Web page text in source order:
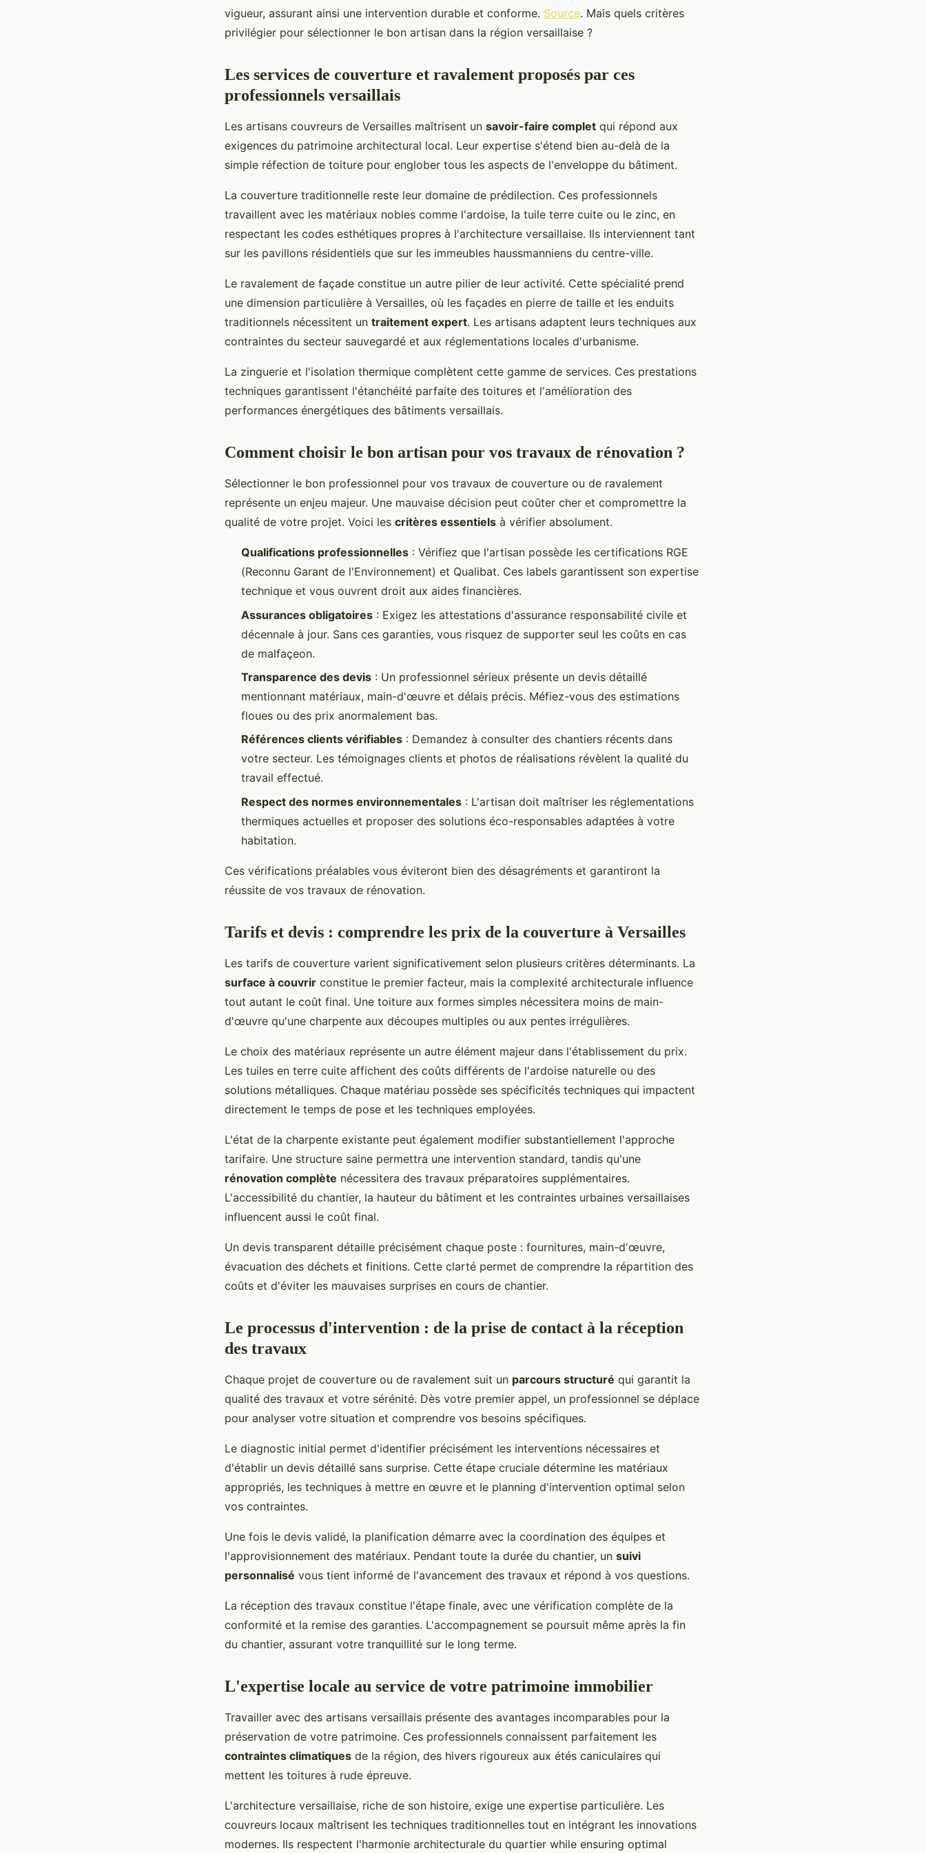
vigueur, assurant ainsi une intervention durable et conforme. Source. Mais quels critères
privilégier pour sélectionner le bon artisan dans la région versaillaise ?
Les services de couverture et ravalement proposés par ces
professionnels versaillais
Les artisans couvreurs de Versailles maîtrisent un savoir-faire complet qui répond aux
exigences du patrimoine architectural local. Leur expertise s'étend bien au-delà de la
simple réfection de toiture pour englober tous les aspects de l'enveloppe du bâtiment.
La couverture traditionnelle reste leur domaine de prédilection. Ces professionnels
travaillent avec les matériaux nobles comme l'ardoise, la tuile terre cuite ou le zinc, en
respectant les codes esthétiques propres à l'architecture versaillaise. Ils interviennent tant
sur les pavillons résidentiels que sur les immeubles haussmanniens du centre-ville.
Le ravalement de façade constitue un autre pilier de leur activité. Cette spécialité prend
une dimension particulière à Versailles, où les façades en pierre de taille et les enduits
traditionnels nécessitent un traitement expert. Les artisans adaptent leurs techniques aux
contraintes du secteur sauvegardé et aux réglementations locales d'urbanisme.
La zinguerie et l'isolation thermique complètent cette gamme de services. Ces prestations
techniques garantissent l'étanchéité parfaite des toitures et l'amélioration des
performances énergétiques des bâtiments versaillais.
Comment choisir le bon artisan pour vos travaux de rénovation ?
Sélectionner le bon professionnel pour vos travaux de couverture ou de ravalement
représente un enjeu majeur. Une mauvaise décision peut coûter cher et compromettre la
qualité de votre projet. Voici les critères essentiels à vérifier absolument.
Qualifications professionnelles : Vérifiez que l'artisan possède les certifications RGE
(Reconnu Garant de l'Environnement) et Qualibat. Ces labels garantissent son expertise
technique et vous ouvrent droit aux aides financières.
Assurances obligatoires : Exigez les attestations d'assurance responsabilité civile et
décennale à jour. Sans ces garanties, vous risquez de supporter seul les coûts en cas
de malfaçeon.
Transparence des devis : Un professionnel sérieux présente un devis détaillé
mentionnant matériaux, main-d'œuvre et délais précis. Méfiez-vous des estimations
floues ou des prix anormalement bas.
Références clients vérifiables : Demandez à consulter des chantiers récents dans
votre secteur. Les témoignages clients et photos de réalisations révèlent la qualité du
travail effectué.
Respect des normes environnementales : L'artisan doit maîtriser les réglementations
thermiques actuelles et proposer des solutions éco-responsables adaptées à votre
habitation.
Ces vérifications préalables vous éviteront bien des désagréments et garantiront la
réussite de vos travaux de rénovation.
Tarifs et devis : comprendre les prix de la couverture à Versailles
Les tarifs de couverture varient significativement selon plusieurs critères déterminants. La
surface à couvrir constitue le premier facteur, mais la complexité architecturale influence
tout autant le coût final. Une toiture aux formes simples nécessitera moins de main-
d'œuvre qu'une charpente aux découpes multiples ou aux pentes irrégulières.
Le choix des matériaux représente un autre élément majeur dans l'établissement du prix.
Les tuiles en terre cuite affichent des coûts différents de l'ardoise naturelle ou des
solutions métalliques. Chaque matériau possède ses spécificités techniques qui impactent
directement le temps de pose et les techniques employées.
L'état de la charpente existante peut également modifier substantiellement l'approche
tarifaire. Une structure saine permettra une intervention standard, tandis qu'une
rénovation complète nécessitera des travaux préparatoires supplémentaires.
L'accessibilité du chantier, la hauteur du bâtiment et les contraintes urbaines versaillaises
influencent aussi le coût final.
Un devis transparent détaille précisément chaque poste : fournitures, main-d'œuvre,
évacuation des déchets et finitions. Cette clarté permet de comprendre la répartition des
coûts et d'éviter les mauvaises surprises en cours de chantier.
Le processus d'intervention : de la prise de contact à la réception
des travaux
Chaque projet de couverture ou de ravalement suit un parcours structuré qui garantit la
qualité des travaux et votre sérénité. Dès votre premier appel, un professionnel se déplace
pour analyser votre situation et comprendre vos besoins spécifiques.
Le diagnostic initial permet d'identifier précisément les interventions nécessaires et
d'établir un devis détaillé sans surprise. Cette étape cruciale détermine les matériaux
appropriés, les techniques à mettre en œuvre et le planning d'intervention optimal selon
vos contraintes.
Une fois le devis validé, la planification démarre avec la coordination des équipes et
l'approvisionnement des matériaux. Pendant toute la durée du chantier, un suivi
personnalisé vous tient informé de l'avancement des travaux et répond à vos questions.
La réception des travaux constitue l'étape finale, avec une vérification complète de la
conformité et la remise des garanties. L'accompagnement se poursuit même après la fin
du chantier, assurant votre tranquillité sur le long terme.
L'expertise locale au service de votre patrimoine immobilier
Travailler avec des artisans versaillais présente des avantages incomparables pour la
préservation de votre patrimoine. Ces professionnels connaissent parfaitement les
contraintes climatiques de la région, des hivers rigoureux aux étés caniculaires qui
mettent les toitures à rude épreuve.
L'architecture versaillaise, riche de son histoire, exige une expertise particulière. Les
couvreurs locaux maîtrisent les techniques traditionnelles tout en intégrant les innovations
modernes. Ils respectent l'harmonie architecturale du quartier while ensuring optimal